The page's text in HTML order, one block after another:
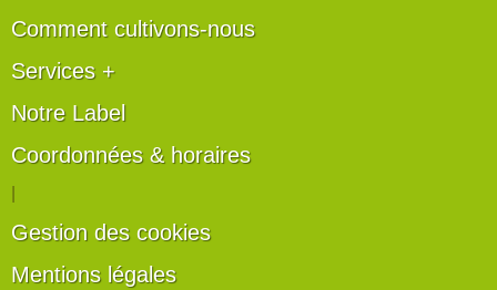
Comment cultivons-nous
Services +
Notre Label
Coordonnées & horaires
Gestion des cookies
Mentions légales